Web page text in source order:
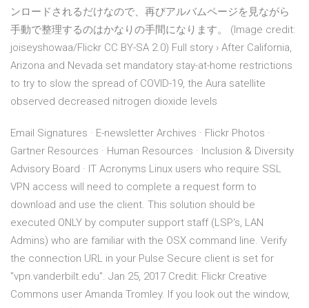
ンロードされるだけなので、再びアルバムページを見ながら
手動で整理するのはかなりの手間になります。 (Image credit:
joiseyshowaa/Flickr CC BY-SA 2.0) Full story › After California,
Arizona and Nevada set mandatory stay-at-home restrictions
to try to slow the spread of COVID-19, the Aura satellite
observed decreased nitrogen dioxide levels
Email Signatures · E-newsletter Archives · Flickr Photos ·
Gartner Resources · Human Resources · Inclusion & Diversity
Advisory Board · IT Acronyms Linux users who require SSL
VPN access will need to complete a request form to
download and use the client. This solution should be
executed ONLY by computer support staff (LSP's, LAN
Admins) who are familiar with the OSX command line. Verify
the connection URL in your Pulse Secure client is set for
"vpn.vanderbilt.edu". Jan 25, 2017 Credit: Flickr Creative
Commons user Amanda Tromley. If you look out the window,